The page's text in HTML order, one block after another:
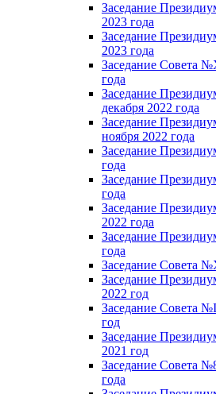
Заседание
2023 года
Заседание
2023 года
Заседание Совета
года
Заседание
декабря 2022 года
Заседание
ноября 2022 года
Заседание
года
Заседание
года
Заседание
2022 года
Заседание
года
Заседание Совета
Заседание
2022 год
Заседание Совета
год
Заседание
2021 год
Заседание Совета
года